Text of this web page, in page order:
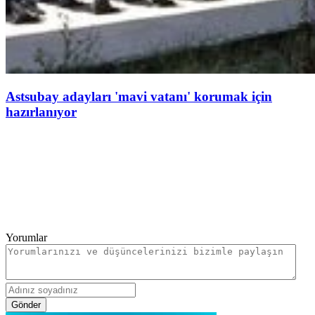
Astsubay adayları 'mavi vatanı' korumak için
hazırlanıyor
Yorumlar
Gönder